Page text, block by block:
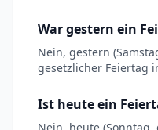
War gestern ein
Nein, gestern
gesetzlicher Feiertag
Ist heute ein